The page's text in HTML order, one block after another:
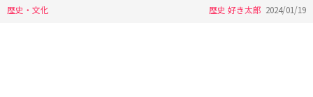
歴史・文化 歴史 好き太郎 2024/01/19